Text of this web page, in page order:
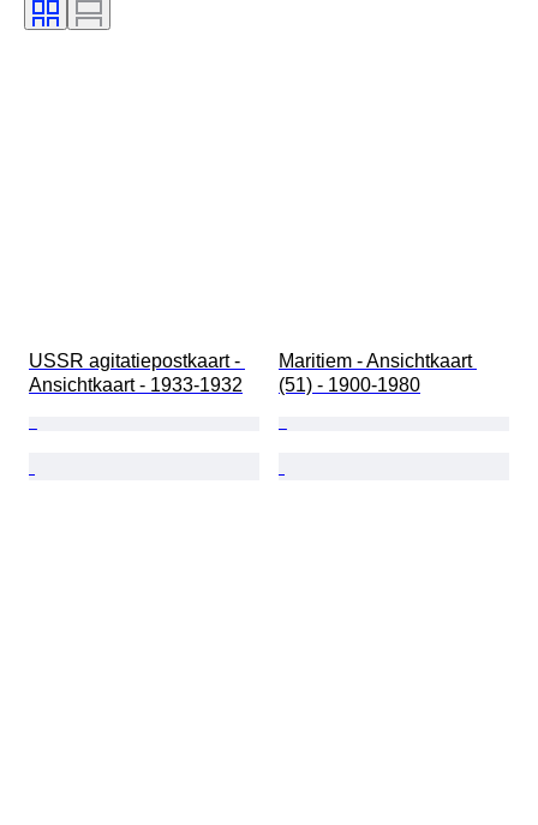
USSR agitatiepostkaart -
Ansichtkaart - 1933-1932
Maritiem - Ansichtkaart
(51) - 1900-1980